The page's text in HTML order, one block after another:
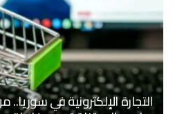
التجارة الإلكترونية في